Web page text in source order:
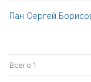
Пан Сергей
Всего 1